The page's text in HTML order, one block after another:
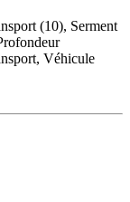
(10), Serment
Véhicule